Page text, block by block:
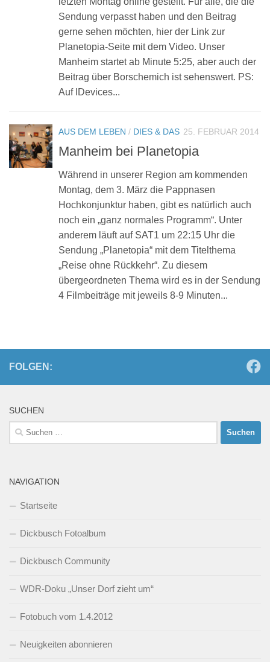
Sendung verpasst haben und den Beitrag
gerne sehen möchten, hier der Link zur
Planetopia-Seite mit dem Video. Unser
Manheim startet ab Minute 5:25, aber auch der
Beitrag über Borschemich ist sehenswert. PS:
Auf IDevices...
AUS DEM LEBEN / DIES & DAS 25. FEBRUAR 2014
Manheim bei Planetopia
Während in unserer Region am kommenden
Montag, dem 3. März die Pappnasen
Hochkonjunktur haben, gibt es natürlich auch
noch ein „ganz normales Programm“. Unter
anderem läuft auf SAT1 um 22:15 Uhr die
Sendung „Planetopia“ mit dem Titelthema
„Reise ohne Rückkehr“. Zu diesem
übergeordneten Thema wird es in der Sendung
4 Filmbeiträge mit jeweils 8-9 Minuten...
FOLGEN:
SUCHEN
Suchen
nach:
NAVIGATION
Startseite
Dickbusch Fotoalbum
Dickbusch Community
WDR-Doku „Unser Dorf zieht um“
Fotobuch vom 1.4.2012
Neuigkeiten abonnieren